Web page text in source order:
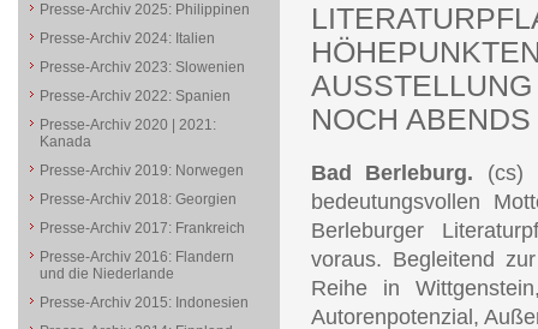
NOCH
Bad Berleburg. (cs)
bedeutungsvollen
Berleburger
voraus. Begleitend
Reihe in
Autorenpotenzial,
Presse-Archiv 2025: Philippinen
Presse-Archiv 2024: Italien
Presse-Archiv 2023: Slowenien
Presse-Archiv 2022: Spanien
Presse-Archiv 2020 | 2021:
Kanada
Presse-Archiv 2019: Norwegen
Presse-Archiv 2018: Georgien
Presse-Archiv 2017: Frankreich
Presse-Archiv 2016: Flandern
und die Niederlande
Presse-Archiv 2015: Indonesien